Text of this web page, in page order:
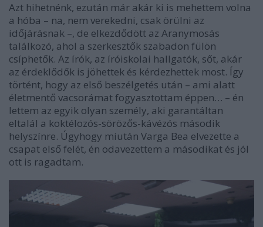
Azt hihetnénk, ezután már akár ki is mehettem volna
a hóba – na, nem verekedni, csak örülni az
időjárásnak –, de elkezdődött az Aranymosás
találkozó, ahol a szerkesztők szabadon fülön
csíphetők. Az írók, az íróiskolai hallgatók, sőt, akár
az érdeklődők is jöhettek és kérdezhettek most. Így
történt, hogy az első beszélgetés után – ami alatt
életmentő vacsorámat fogyasztottam éppen… – én
lettem az egyik olyan személy, aki garantáltan
eltalál a koktélozós-sörözős-kávézós második
helyszínre. Úgyhogy miután Varga Bea elvezette a
csapat első felét, én odavezettem a másodikat és jól
ott is ragadtam.